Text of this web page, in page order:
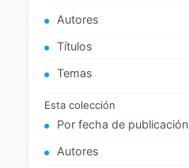
Autores
Títulos
Temas
Esta colección
Por fecha de publicación
Autores